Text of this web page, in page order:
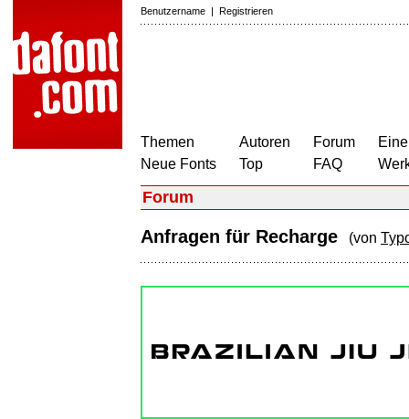
Benutzername | Registrieren
Themen
Neue Fonts
Autoren
Top
Forum
FAQ
Forum
Anfragen für Recharge (von